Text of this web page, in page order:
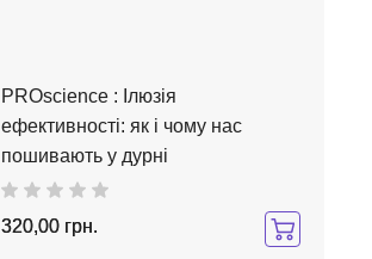
PROscience : Ілюзія
ефективності: як і чому нас
пошивають у дурні
320,00 грн.